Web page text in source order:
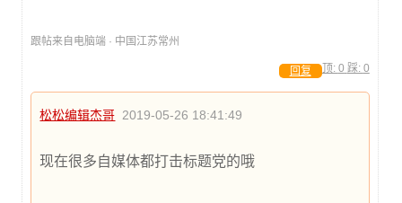
跟帖来自电脑端 · 中国江苏常州
顶: 0 踩: 0
回复
松松编辑杰哥 2019-05-26 18:41:49
现在很多自媒体都打击标题党的哦